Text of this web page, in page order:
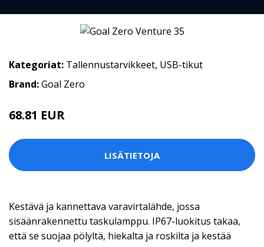
Kategoriat: Tallennustarvikkeet, USB-tikut
Brand:Goal Zero
68.81 EUR
LISÄTIETOJA
Kestävä ja kannettava varavirtalähde, jossa
sisäänrakennettu taskulamppu. IP67-luokitus takaa,
että se suojaa pölyltä, hiekalta ja roskilta ja kestää